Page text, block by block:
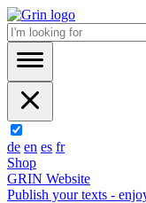
de en es fr
Shop
GRIN Website
Publish your texts -